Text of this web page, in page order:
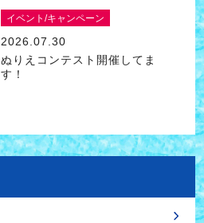
イベント/キャンペーン
2026.07.30
ぬりえコンテスト開催してま
す！